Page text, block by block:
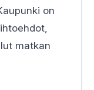
on
matkan